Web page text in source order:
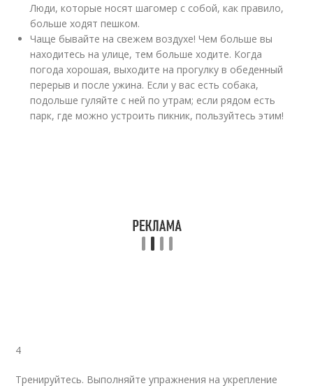
Люди, которые носят шагомер с собой, как правило,
больше ходят пешком.
Чаще бывайте на свежем воздухе! Чем больше вы
находитесь на улице, тем больше ходите. Когда
погода хорошая, выходите на прогулку в обеденный
перерыв и после ужина. Если у вас есть собака,
подольше гуляйте с ней по утрам; если рядом есть
парк, где можно устроить пикник, пользуйтесь этим!
4
Тренируйтесь. Выполняйте упражнения на укрепление